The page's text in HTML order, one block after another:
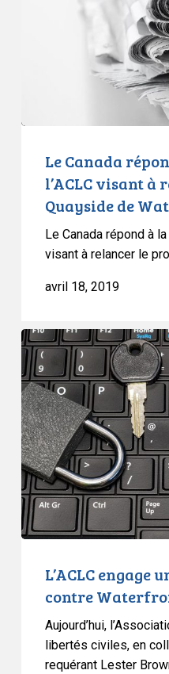
Quayside
Waterfront
Toronto
Le Canada
l’ACLC visant
Quayside de
Le Canada répond à
visant à relancer le
avril 18, 2019
L’ACLC
engage
une
procédure
contre
Waterfront
Toronto
L’ACLC engage
contre
Aujourd’hui,
libertés civiles, en
requérant Lester